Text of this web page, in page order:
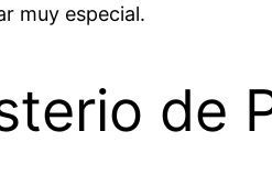
muy especial.
de